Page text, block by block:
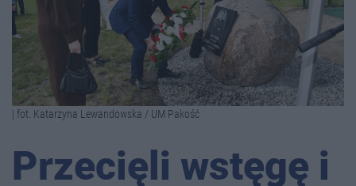
| fot. Katarzyna Lewandowska / UM Pakość
Przecięli wstęgę i